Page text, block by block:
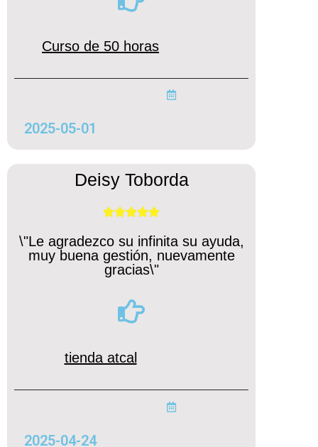
Curso de 50 horas
2025-05-01
Deisy Toborda

\"Le agradezco su infinita su ayuda,
muy buena gestión, nuevamente
gracias\"
tienda atcal
2025-04-24